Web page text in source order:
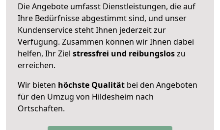
Die Angebote umfasst Dienstleistungen, die auf
Ihre Bedürfnisse abgestimmt sind, und unser
Kundenservice steht Ihnen jederzeit zur
Verfügung. Zusammen können wir Ihnen dabei
helfen, Ihr Ziel stressfrei und reibungsloszu
erreichen.
Wir bieten höchste Qualität bei den Angeboten
für den Umzug von Hildesheim nach
Ortschaften.